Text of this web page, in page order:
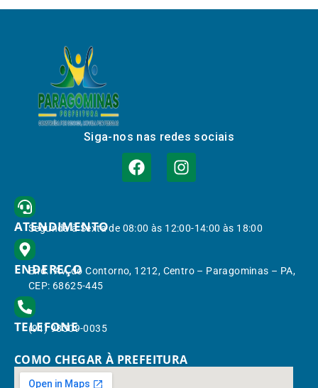
Siga-nos nas redes sociais
ATENDIMENTO
Segunda à Sexta de 08:00 às 12:00-14:00 às 18:00
ENDEREÇO
End.: Av. do Contorno, 1212, Centro – Paragominas – PA,
CEP: 68625-445
TELEFONE
(91) 98309-0035
COMO CHEGAR À PREFEITURA